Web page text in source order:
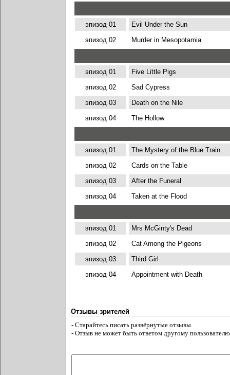
эпизод 01
Evil Under the Sun
эпизод 02
Murder in Mesopotamia
эпизод 01
Five Little Pigs
эпизод 02
Sad Cypress
эпизод 03
Death on the Nile
эпизод 04
The Hollow
эпизод 01
The Mystery of the Blue Train
эпизод 02
Cards on the Table
эпизод 03
After the Funeral
эпизод 04
Taken at the Flood
эпизод 01
Mrs McGinty's Dead
эпизод 02
Cat Among the Pigeons
эпизод 03
Third Girl
эпизод 04
Appointment with Death
Отзывы зрителей
- Старайтесь писать развёрнутые отзывы.
- Отзыв не может быть ответом другому